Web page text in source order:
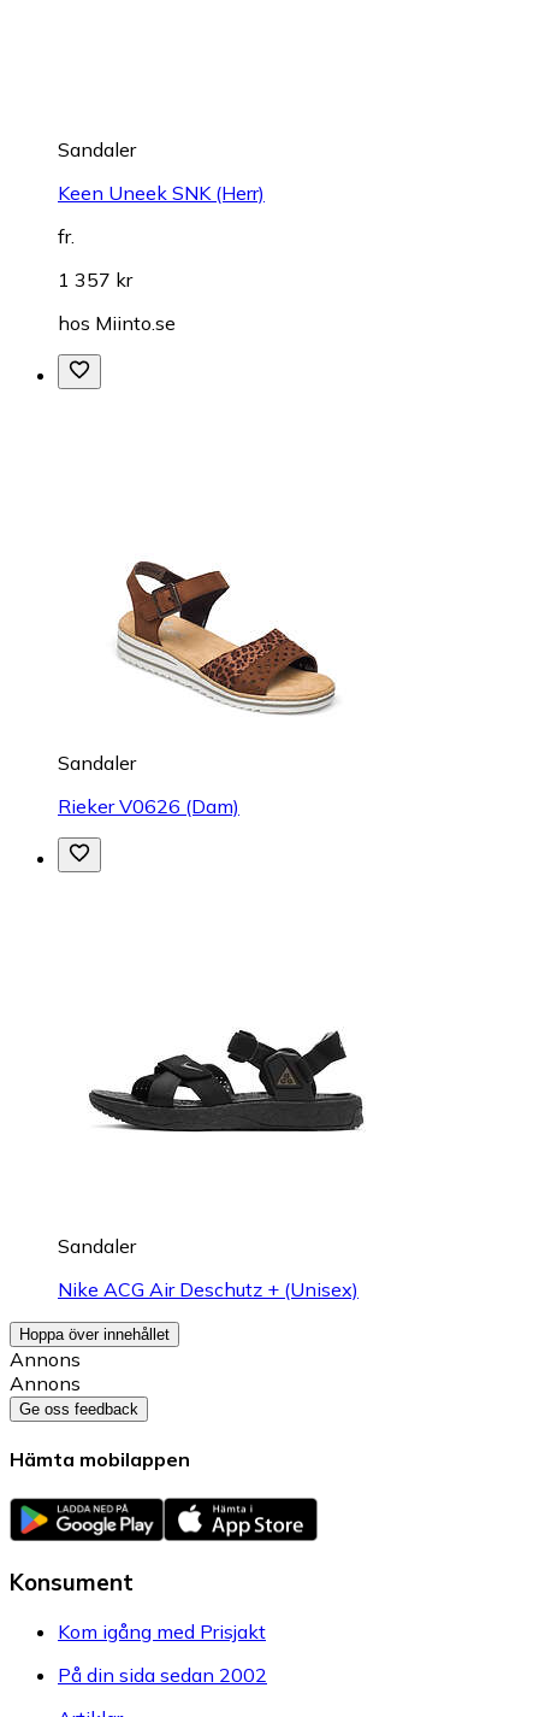
Sandaler
Keen Uneek SNK (Herr)
fr.
1 357 kr
hos Miinto.se
Sandaler
Rieker V0626 (Dam)
Sandaler
Nike ACG Air Deschutz + (Unisex)
Hoppa över innehållet
Annons
Annons
Ge oss feedback
Hämta mobilappen
Konsument
Kom igång med Prisjakt
På din sida sedan 2002